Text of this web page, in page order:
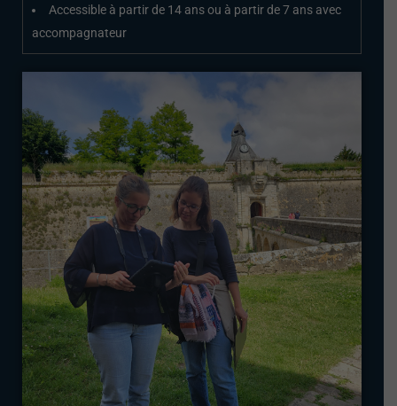
Accessible à partir de 14 ans ou à partir de 7 ans avec
accompagnateur